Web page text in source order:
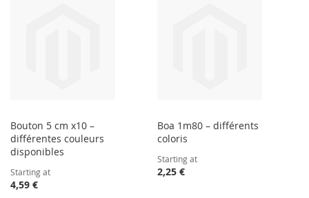
Bouton 5 cm x10 –
différentes couleurs
disponibles
Starting at
4,59 €
Boa 1m80 – différents
coloris
Starting at
2,25 €